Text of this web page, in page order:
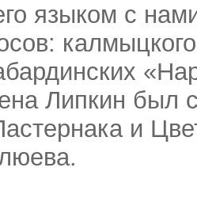
языком с
Липкин был
и